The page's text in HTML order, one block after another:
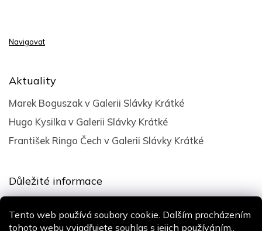
Tento web používá soubory cookie. Dalším procházením
tohoto webu vyjadřujete souhlas s jejich používáním..
Navigovat
Aktuality
Marek Boguszak v Galerii Slávky Krátké
Hugo Kysilka v Galerii Slávky Krátké
František Ringo Čech v Galerii Slávky Krátké
Důležité informace
Podmínky ochrany osobních údajů